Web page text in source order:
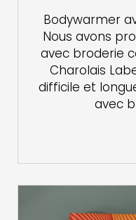
Bodywarmer
Nous avons
avec broderie
Charolais
difficile et
avec